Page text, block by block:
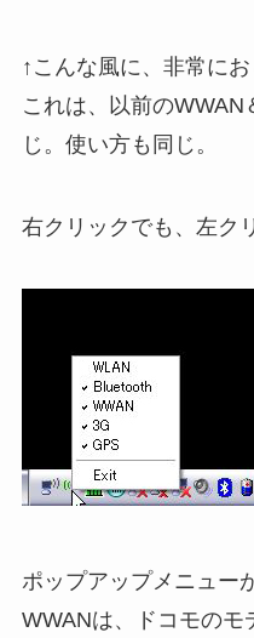
↑こんな風に、非常に
これは、以前のWWAN
じ。使い方も同じ。
右クリックでも、左ク
ポップアップメニュー
WWANは、ドコモのモ